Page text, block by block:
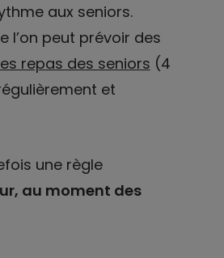
aux seniors.
l’on peut prévoir des
repas des seniors (4
et
une règle
au moment des